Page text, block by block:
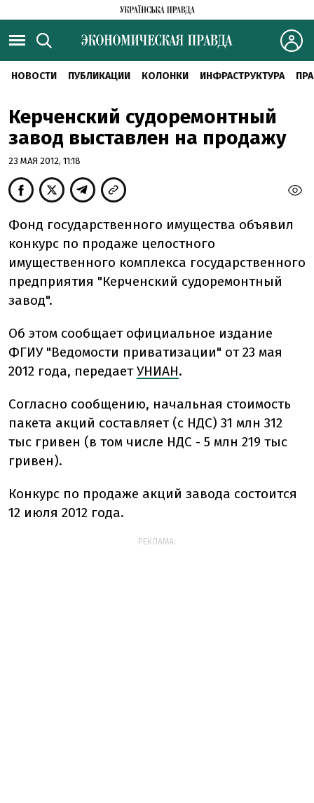
НОВОСТИ ПУБЛИКАЦИИ КОЛОНКИ ИНФРАСТРУКТУРА
Керченский судоремонтный
завод выставлен на продажу
23 МАЯ 2012, 11:18
Фонд государственного имущества объявил
конкурс по продаже целостного
имущественного комплекса государственного
предприятия "Керченский судоремонтный
завод".
Об этом сообщает официальное издание
ФГИУ "Ведомости приватизации" от 23 мая
2012 года, передаетУНИАН.
Согласно сообщению, начальная стоимость
пакета акций составляет (с НДС) 31 млн 312
тыс гривен (в том числе НДС - 5 млн 219 тыс
гривен).
Конкурс по продаже акций завода состоится
12 июля 2012 года.
РЕКЛАМА: